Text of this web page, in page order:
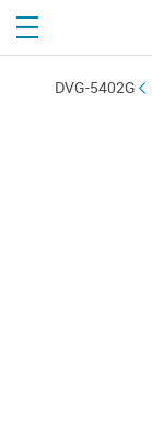
DVG-5402G